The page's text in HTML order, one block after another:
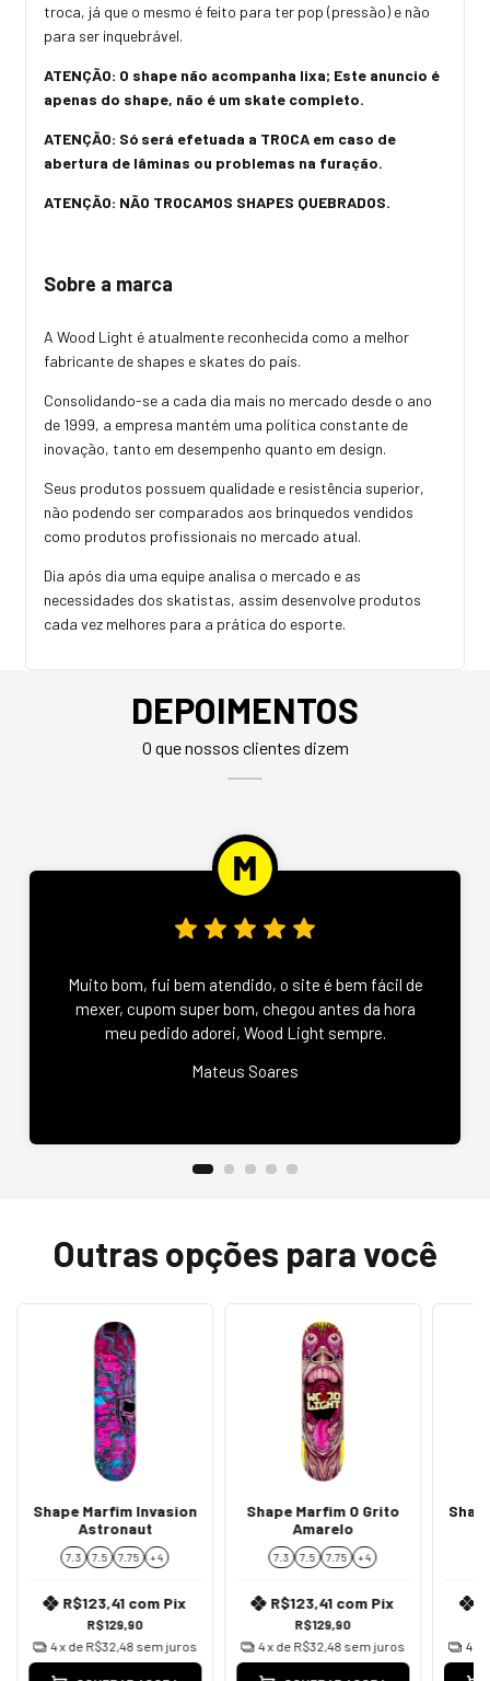
troca, já que o mesmo é feito para ter pop (pressão) e não
para ser inquebrável.
ATENÇÃO: O shape não acompanha lixa; Este anuncio é
apenas do shape, não é um skate completo.
ATENÇÃO: Só será efetuada a TROCA em caso de
abertura de lâminas ou problemas na furação.
ATENÇÃO: NÃO TROCAMOS SHAPES QUEBRADOS.
Sobre a marca
A Wood Light é atualmente reconhecida como a melhor
fabricante de shapes e skates do país.
Consolidando-se a cada dia mais no mercado desde o ano
de 1999, a empresa mantém uma política constante de
inovação, tanto em desempenho quanto em design.
Seus produtos possuem qualidade e resistência superior,
não podendo ser comparados aos brinquedos vendidos
como produtos profissionais no mercado atual.
Dia após dia uma equipe analisa o mercado e as
necessidades dos skatistas, assim desenvolve produtos
cada vez melhores para a prática do esporte.
DEPOIMENTOS
O que nossos clientes dizem
Muito bom, fui bem atendido, o site é bem fácil de
mexer, cupom super bom, chegou antes da hora
meu pedido adorei, Wood Light sempre.
Mateus Soares
Outras opções para você
Shape Marfim Invasion
Astronaut
7.3 7.5 7.75 + 4
R$129,90
R$123,41 com Pix
4x de R$32,48 sem juros
Shape Marfim O Grito
Amarelo
7.3 7.5 7.75 + 4
R$129,90
R$123,41 com Pix
4x de R$32,48 sem juros 4